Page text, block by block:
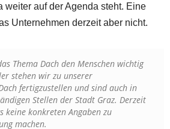
weiter auf der Agenda steht. Eine
Unternehmen derzeit aber nicht.
Thema Dach den Menschen wichtig
stehen wir zu unserer
fertigzustellen und sind auch in
Stellen der Stadt Graz. Derzeit
keine konkreten Angaben zu
machen.